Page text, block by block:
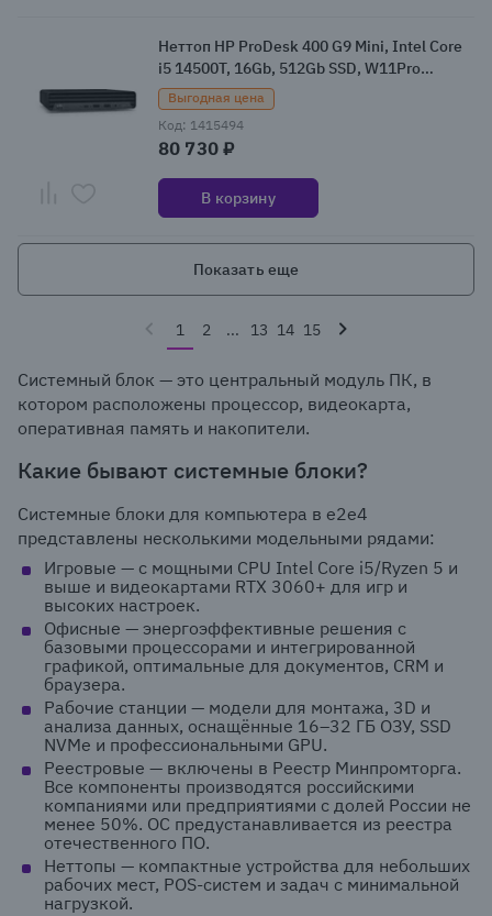
Неттоп HP ProDesk 400 G9 Mini, Intel Core
i5 14500T, 16Gb, 512Gb SSD, W11Pro
(CV9L4AT/W11P)
Выгодная цена
Код: 1415494
80 730 ₽
В корзину
Показать еще
1 2 ... 13 14 15
Системный блок — это центральный модуль ПК, в
котором расположены процессор, видеокарта,
оперативная память и накопители.
Какие бывают системные блоки?
Системные блоки для компьютера в e2e4
представлены несколькими модельными рядами:
Игровые — с мощными CPU Intel Core i5/Ryzen 5 и
выше и видеокартами RTX 3060+ для игр и
высоких настроек.
Офисные — энергоэффективные решения с
базовыми процессорами и интегрированной
графикой, оптимальные для документов, CRM и
браузера.
Рабочие станции — модели для монтажа, 3D и
анализа данных, оснащённые 16–32 ГБ ОЗУ, SSD
NVMe и профессиональными GPU.
Реестровые — включены в Реестр Минпромторга.
Все компоненты производятся российскими
компаниями или предприятиями с долей России не
менее 50%. ОС предустанавливается из реестра
отечественного ПО.
Неттопы — компактные устройства для небольших
рабочих мест, POS-систем и задач с минимальной
нагрузкой.